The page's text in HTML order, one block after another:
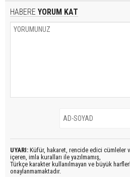
HABERE YORUM KAT
UYARI: Küfür, hakaret, rencide edici cümleler
içeren, imla kuralları ile yazılmamış,
Türkçe karakter kullanılmayan ve büyük
onaylanmamaktadır.